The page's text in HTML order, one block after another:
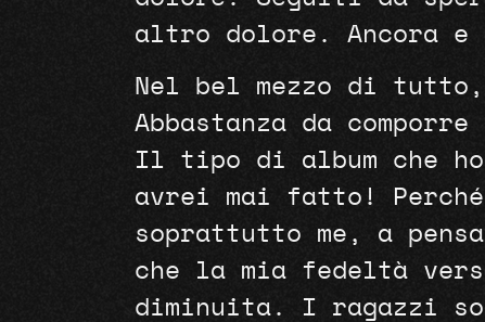
altro dolore. Ancora e
Nel bel mezzo di
Abbastanza da
Il tipo di album che
avrei mai fatto! Perché
soprattutto me, a
che la mia fedeltà
diminuita. I ragazzi